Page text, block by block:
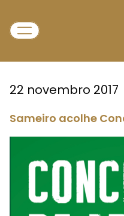
22 novembro 2017
Sameiro acolhe